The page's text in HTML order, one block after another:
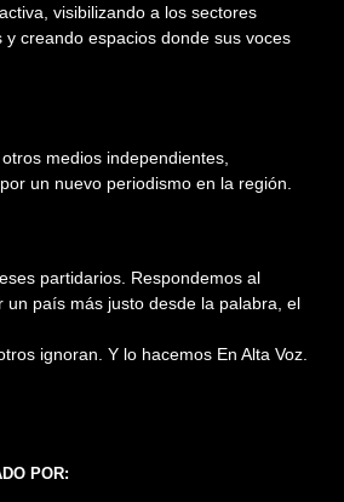
visibilizando a los sectores
y creando espacios donde sus voces
medios independientes,
un nuevo periodismo en la región.
partidarios. Respondemos al
un país más justo desde la palabra, el
ignoran. Y lo hacemos En Alta Voz.
POR: